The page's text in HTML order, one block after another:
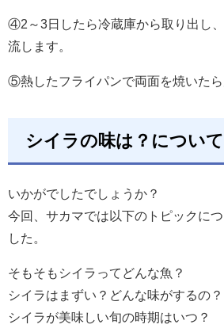
④2～3日したら冷蔵庫から取り出し
流します。
⑤熱したフライパンで両面を焼いたら
シイラの味は？につい
いかがでしたでしょうか？
今回、サカマでは以下のトピックに
した。
そもそもシイラってどんな魚？
シイラはまずい？どんな味がするの？
シイラが美味しい旬の時期はいつ？